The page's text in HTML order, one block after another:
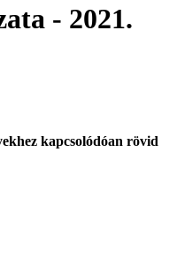
- 2021.
kapcsolódóan rövid